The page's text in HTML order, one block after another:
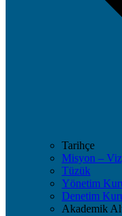
Tarihçe
Misyon –
Tüzük
Yönetim
Denetim
Akademik